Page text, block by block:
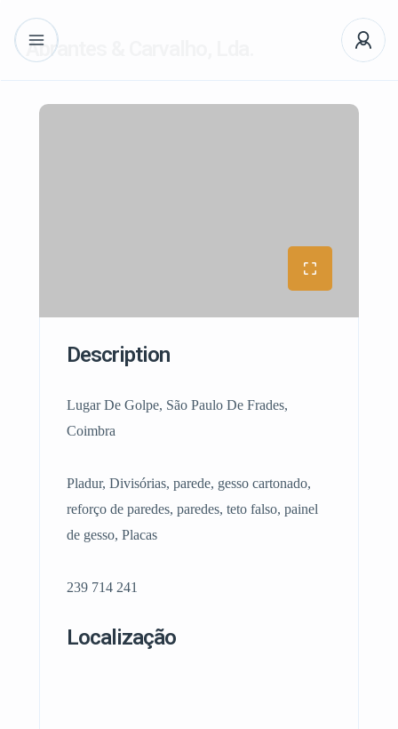
Abrantes & Carvalho, Lda.
Description
Lugar De Golpe, São Paulo De Frades,
Coimbra
Pladur, Divisórias, parede, gesso cartonado,
reforço de paredes, paredes, teto falso, painel
de gesso, Placas
239 714 241
Localização